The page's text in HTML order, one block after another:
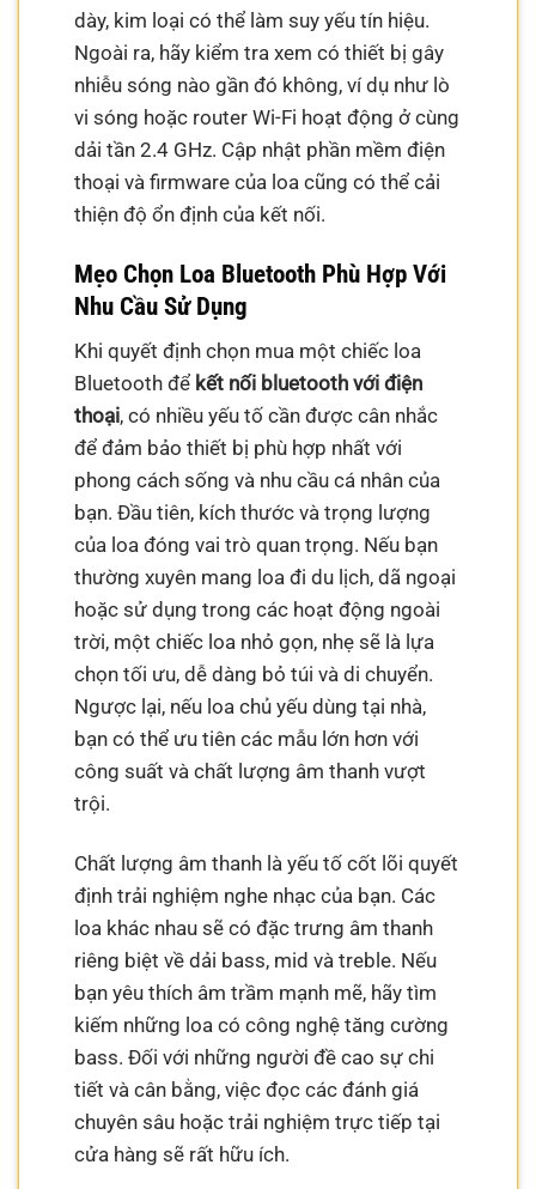
dày, kim loại có thể làm suy yếu tín hiệu.
Ngoài ra, hãy kiểm tra xem có thiết bị gây
nhiễu sóng nào gần đó không, ví dụ như lò
vi sóng hoặc router Wi-Fi hoạt động ở cùng
dải tần 2.4 GHz. Cập nhật phần mềm điện
thoại và firmware của loa cũng có thể cải
thiện độ ổn định của kết nối.
Mẹo Chọn Loa Bluetooth Phù Hợp Với
Nhu Cầu Sử Dụng
Khi quyết định chọn mua một chiếc loa
Bluetooth để kết nối bluetooth với điện
thoại, có nhiều yếu tố cần được cân nhắc
để đảm bảo thiết bị phù hợp nhất với
phong cách sống và nhu cầu cá nhân của
bạn. Đầu tiên, kích thước và trọng lượng
của loa đóng vai trò quan trọng. Nếu bạn
thường xuyên mang loa đi du lịch, dã ngoại
hoặc sử dụng trong các hoạt động ngoài
trời, một chiếc loa nhỏ gọn, nhẹ sẽ là lựa
chọn tối ưu, dễ dàng bỏ túi và di chuyển.
Ngược lại, nếu loa chủ yếu dùng tại nhà,
bạn có thể ưu tiên các mẫu lớn hơn với
công suất và chất lượng âm thanh vượt
trội.
Chất lượng âm thanh là yếu tố cốt lõi quyết
định trải nghiệm nghe nhạc của bạn. Các
loa khác nhau sẽ có đặc trưng âm thanh
riêng biệt về dải bass, mid và treble. Nếu
bạn yêu thích âm trầm mạnh mẽ, hãy tìm
kiếm những loa có công nghệ tăng cường
bass. Đối với những người đề cao sự chi
tiết và cân bằng, việc đọc các đánh giá
chuyên sâu hoặc trải nghiệm trực tiếp tại
cửa hàng sẽ rất hữu ích.